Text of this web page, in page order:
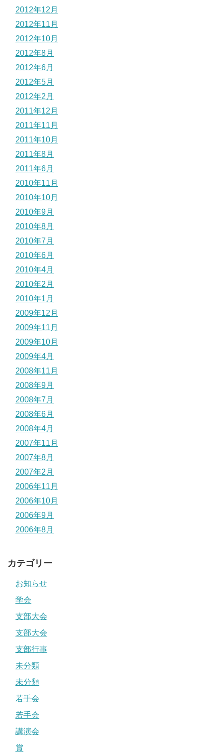
2012年12月
2012年11月
2012年10月
2012年8月
2012年6月
2012年5月
2012年2月
2011年12月
2011年11月
2011年10月
2011年8月
2011年6月
2010年11月
2010年10月
2010年9月
2010年8月
2010年7月
2010年6月
2010年4月
2010年2月
2010年1月
2009年12月
2009年11月
2009年10月
2009年4月
2008年11月
2008年9月
2008年7月
2008年6月
2008年4月
2007年11月
2007年8月
2007年2月
2006年11月
2006年10月
2006年9月
2006年8月
カテゴリー
お知らせ
学会
支部大会
支部大会
支部行事
未分類
未分類
若手会
若手会
講演会
賞